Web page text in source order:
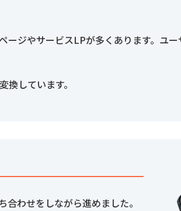
ージやサービスLPが多くあります。ユ
しています。
わせをしながら進めました。